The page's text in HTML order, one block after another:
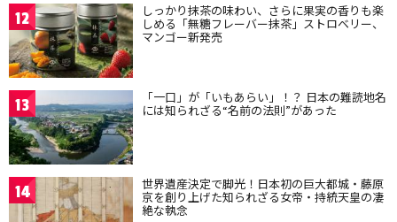
12 しっかり抹茶の味わい、さらに果実の香りも楽
しめる「無糖フレーバー抹茶」ストロベリー、
マンゴー新発売
13 「一口」が「いもあらい」！？ 日本の難読地名
には知られざる“名前の法則”があった
14 世界遺産決定で脚光！日本初の巨大都城・藤原
京を創り上げた知られざる女帝・持統天皇の凄
絶な執念